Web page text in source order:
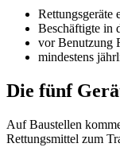
Rettungsgeräte
Beschäftigte in
vor Benutzung
mindestens
Die fünf
Auf Baustellen
Rettungsmittel zum